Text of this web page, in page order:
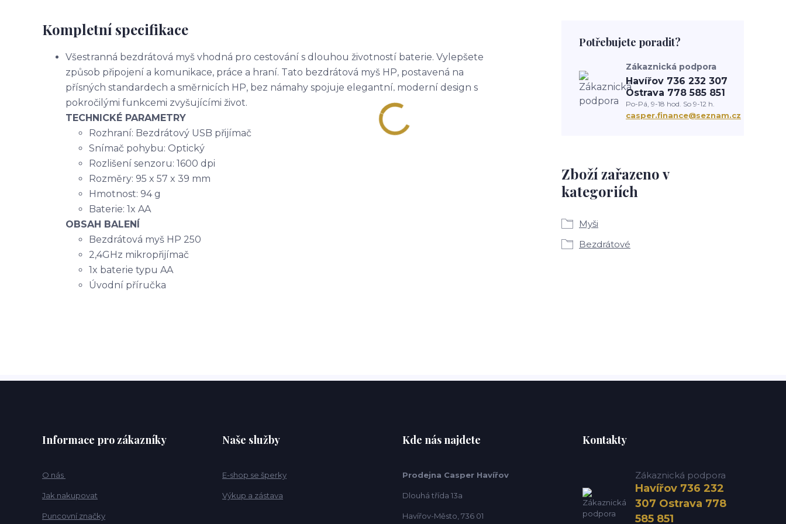
Kompletní specifikace
Všestranná bezdrátová myš vhodná pro cestování s dlouhou životností baterie. Vylepšete
způsob připojení a komunikace, práce a hraní. Tato bezdrátová myš HP, postavená na
přísných standardech a směrnicích HP, bez námahy spojuje elegantní, moderní design s
pokročilými funkcemi zvyšujícími život.
TECHNICKÉ PARAMETRY
Rozhraní: Bezdrátový USB přijímač
Snímač pohybu: Optický
Rozlišení senzoru: 1600 dpi
Rozměry: 95 x 57 x 39 mm
Hmotnost: 94 g
Baterie: 1x AA
OBSAH BALENÍ
Bezdrátová myš HP 250
2,4GHz mikropřijímač
1x baterie typu AA
Úvodní příručka
Zboží zařazeno v
kategoriích
Myši
Bezdrátové
Potřebujete poradit?
Zákaznická podpora
Havířov 736 232 307
Ostrava 778 585 851
Po-Pá, 9-18 hod. So 9-12 h.
casper.finance@seznam.cz
Informace pro zákazníky
O nás
Jak nakupovat
Puncovní značky
Naše služby
E-shop se šperky
Výkup a zástava
Kde nás najdete
Prodejna Casper Havířov
Dlouhá třída 13a
Havířov-Město, 736 01
Kontakty
Zákaznická podpora
Havířov 736 232
307 Ostrava 778
585 851